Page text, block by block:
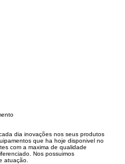
dia inovações nos seus produtos
que ha hoje disponivel no
com a maxima de qualidade
Nos possuimos
atuação.